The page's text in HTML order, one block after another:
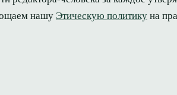
нашу Этическую политику на